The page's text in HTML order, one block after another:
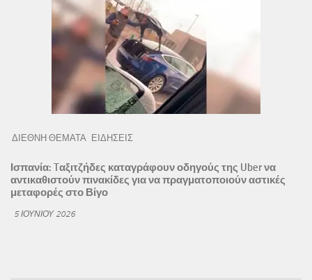
ΔΙΕΘΝΗ ΘΕΜΑΤΑ ΕΙΔΗΣΕΙΣ
Ισπανία: Tαξιτζήδες καταγράφουν οδηγούς της Uber να
αντικαθιστούν πινακίδες για να πραγματοποιούν αστικές
μεταφορές στο Βίγο
5 ΙΟΥΝΊΟΥ 2026